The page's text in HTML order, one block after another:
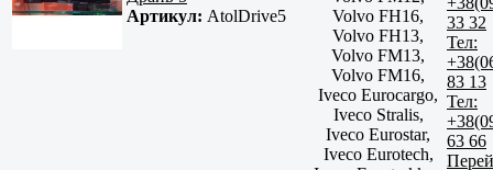
Артикул: AtolDrive5
Volvo FH16,
Volvo FH13,
Volvo FM13,
Volvo FM16,
Iveco Eurocargo,
Iveco Stralis,
Iveco Eurostar,
Iveco Eurotech,
33 32
Тел:
83 13
Тел:
63 66